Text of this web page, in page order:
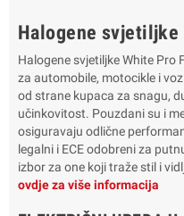
Halogene svjetiljke
Halogene svjetiljke White Pro
za automobile, motocikle i
od strane kupaca za snagu,
učinkovitost. Pouzdani su i
osiguravaju odlične
legalni i ECE odobreni za
izbor za one koji traže stil i
ovdje za više informacija